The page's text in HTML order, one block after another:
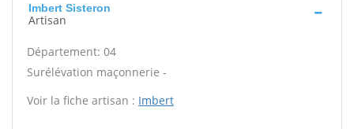
Imbert Sisteron
Artisan
Département: 04
Surélévation maçonnerie -
Voir la fiche artisan : Imbert